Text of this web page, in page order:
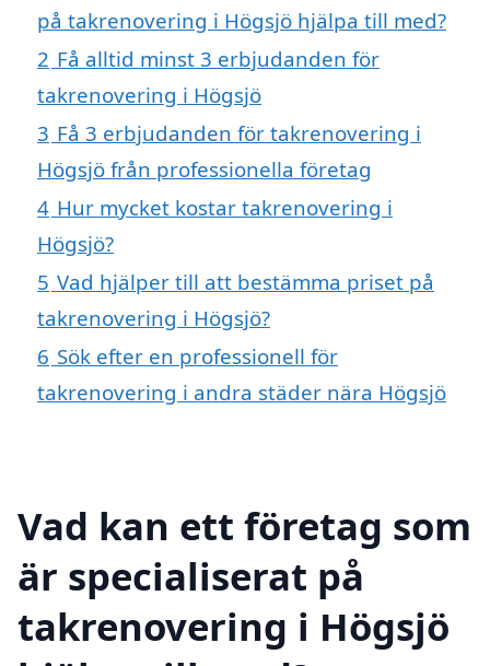
på takrenovering i Högsjö hjälpa till med?
2 Få alltid minst 3 erbjudanden för
takrenovering i Högsjö
3 Få 3 erbjudanden för takrenovering i
Högsjö från professionella företag
4 Hur mycket kostar takrenovering i
Högsjö?
5 Vad hjälper till att bestämma priset på
takrenovering i Högsjö?
6 Sök efter en professionell för
takrenovering i andra städer nära Högsjö
Vad kan ett företag som
är specialiserat på
takrenovering i Högsjö